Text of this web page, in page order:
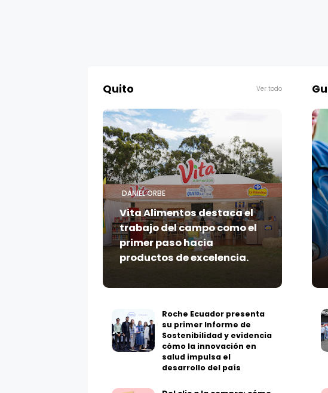
Quito Ver todo
DANIEL ORBE
Vita Alimentos destaca el
trabajo del campo como el
primer paso hacia
productos de excelencia.
Roche Ecuador presenta
su primer Informe de
Sostenibilidad y evidencia
cómo la innovación en
salud impulsa el
desarrollo del país